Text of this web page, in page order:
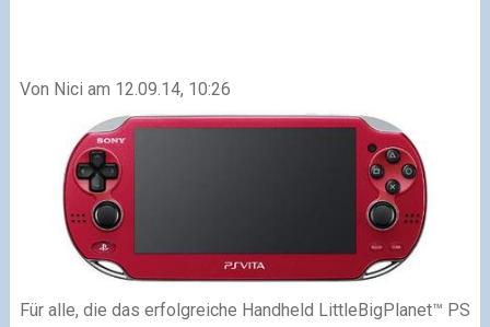
Von Nici am 12.09.14, 10:26
Für alle, die das erfolgreiche Handheld LittleBigPlanet™ PS